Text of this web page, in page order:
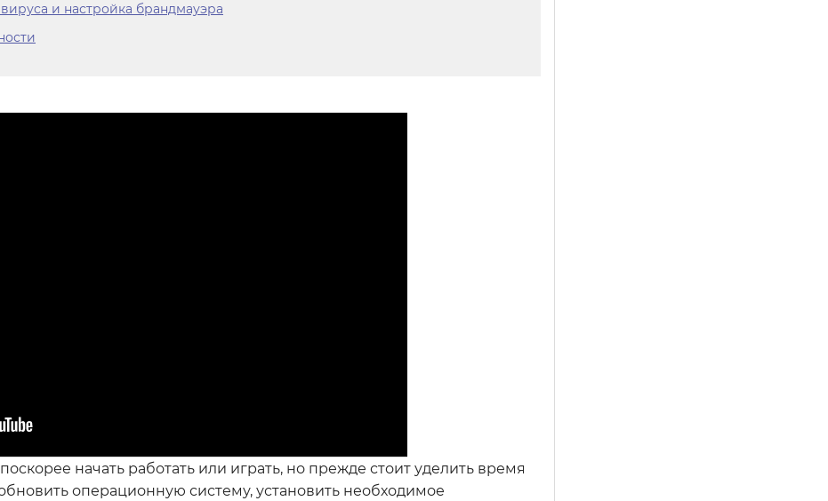
и настройка брандмауэра
начать работать или играть, но прежде стоит уделить время
операционную систему, установить необходимое